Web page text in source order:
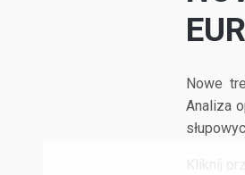
Nowe
Analiza
Kliknij